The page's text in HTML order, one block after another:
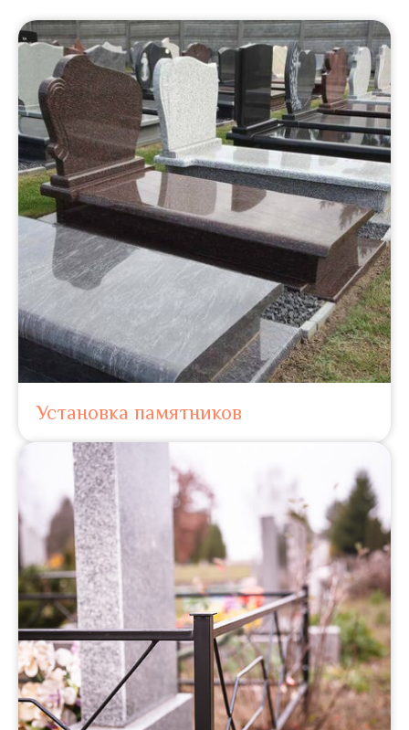
Установка памятников